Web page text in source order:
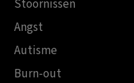
Stoornissen
Angst
Autisme
Burn-out